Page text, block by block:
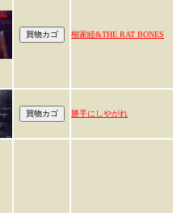
柳家睦&THE RAT BONES
勝手にしやがれ